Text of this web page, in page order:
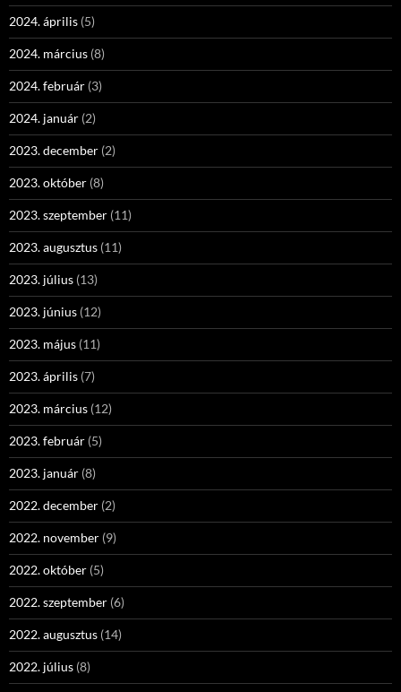
2024. április (5)
2024. március (8)
2024. február (3)
2024. január (2)
2023. december (2)
2023. október (8)
2023. szeptember (11)
2023. augusztus (11)
2023. július (13)
2023. június (12)
2023. május (11)
2023. április (7)
2023. március (12)
2023. február (5)
2023. január (8)
2022. december (2)
2022. november (9)
2022. október (5)
2022. szeptember (6)
2022. augusztus (14)
2022. július (8)